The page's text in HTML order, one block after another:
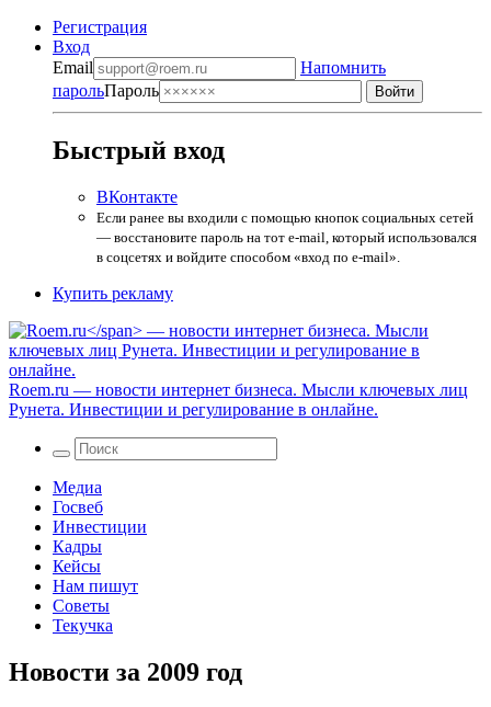
Регистрация
Вход
Email
Напомнить
парольПароль
Быстрый вход
ВКонтакте
Если ранее вы входили с помощью кнопок социальных сетей
— восстановите пароль на тот e-mail, который использовался
в соцсетях и войдите способом «вход по e-mail».
Купить рекламу
Roem.ru — новости интернет бизнеса. Мысли ключевых лиц
Рунета. Инвестиции и регулирование в онлайне.
Медиа
Госвеб
Инвестиции
Кадры
Кейсы
Нам пишут
Советы
Текучка
Новости за 2009 год